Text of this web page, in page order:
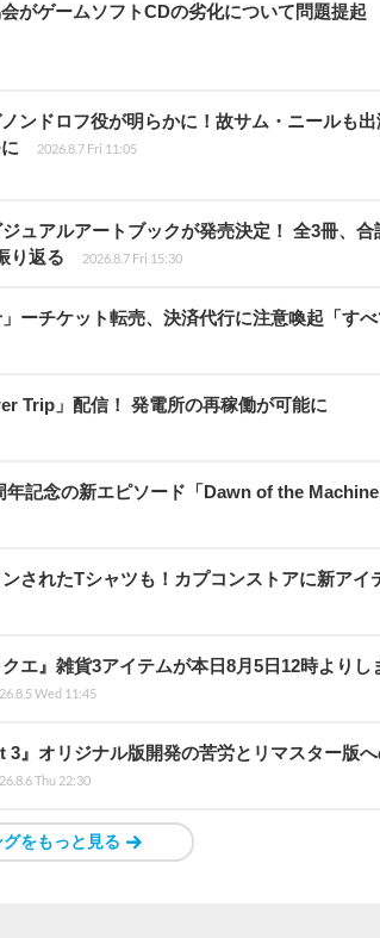
がゲームソフトCDの劣化について問題提起
ンドロフ役が明らかに！故サム・ニールも出
2026.8.7 Fri 11:05
ュアルアートブックが発売決定！ 全3冊、合
り返る
2026.8.7 Fri 15:30
ーチケット転売、決済代行に注意喚起「す
Trip」配信！ 発電所の再稼働が可能に
記念の新エピソード「Dawn of the
されたTシャツも！カプコンストアに新アイ
エ』雑貨3アイテムが本日8月5日12時よりし
Wed 11:45
』オリジナル版開発の苦労とリマスター版へ
Thu 22:30
をもっと見る